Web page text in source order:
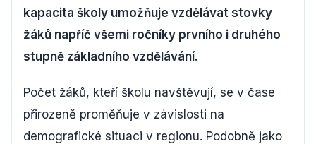
kapacita školy umožňuje vzdělávat stovky
žáků napříč všemi ročníky prvního i druhého
stupně základního vzdělávání.
Počet žáků, kteří školu navštěvují, se v čase
přirozeně proměňuje v závislosti na
demografické situaci v regionu. Podobně jako